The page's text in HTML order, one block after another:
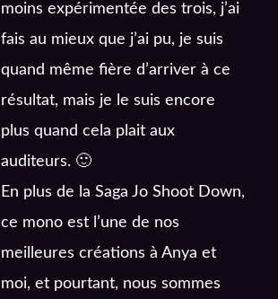
moins expérimentée des trois, j’ai
fais au mieux que j’ai pu, je suis
quand même fière d’arriver à ce
résultat, mais je le suis encore
plus quand cela plait aux
auditeurs. 🙂
En plus de la Saga Jo Shoot Down,
ce mono est l’une de nos
meilleures créations à Anya et
moi, et pourtant, nous sommes